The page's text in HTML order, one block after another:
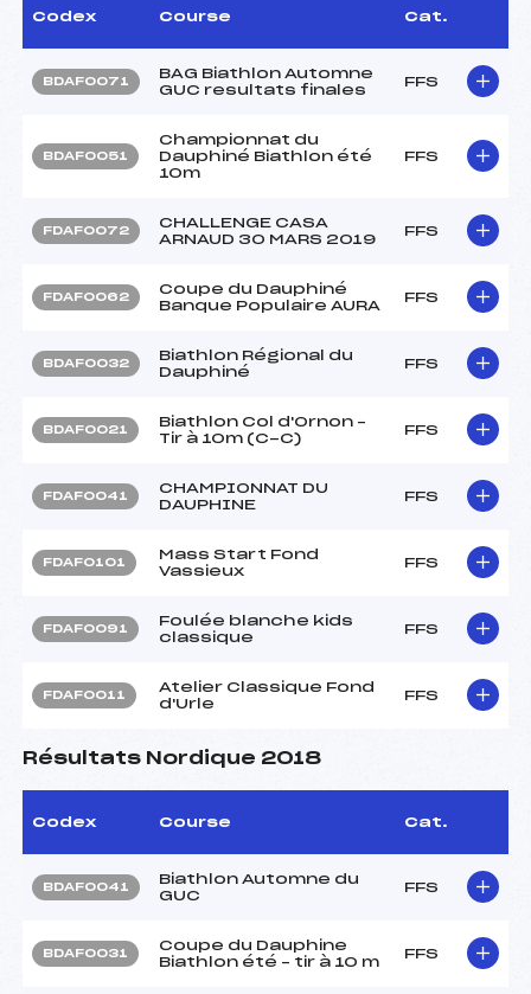
Codex Course Cat.
BDAF0071
BAG Biathlon Automne
GUC resultats finales
FFS
BDAF0051
Championnat du
Dauphiné Biathlon été
10m
FFS
FDAF0072
CHALLENGE CASA
ARNAUD 30 MARS 2019
FFS
FDAF0062
Coupe du Dauphiné
Banque Populaire AURA
FFS
BDAF0032
Biathlon Régional du
Dauphiné
FFS
BDAF0021
Biathlon Col d'Ornon –
Tir à 10m (C-C)
FFS
FDAF0041
CHAMPIONNAT DU
DAUPHINE
FFS
FDAF0101
Mass Start Fond
Vassieux
FFS
FDAF0091
Foulée blanche kids
classique
FFS
FDAF0011
Atelier Classique Fond
d'Urle
FFS
Résultats Nordique 2018
Codex Course Cat.
BDAF0041
Biathlon Automne du
GUC
FFS
BDAF0031
Coupe du Dauphine
Biathlon été – tir à 10 m
FFS